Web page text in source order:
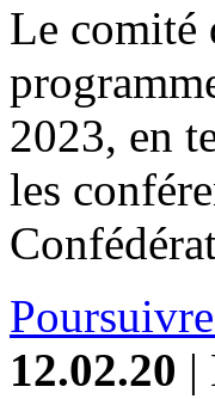
Le comité
2023, en
les
12.02.20 |